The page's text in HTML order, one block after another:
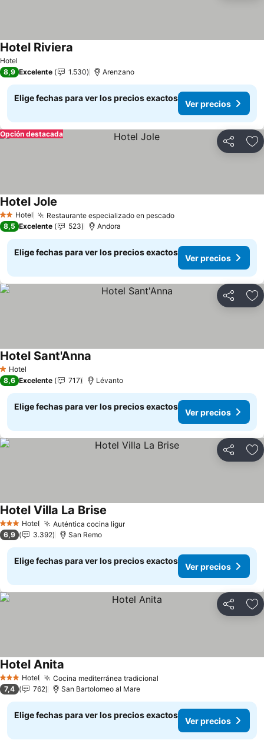
Hotel
Hotel Riviera
8,9 Excelente 1.530 Arenzano
Elige fechas para ver los precios exactos
Ver precios
Compartir
Opción destacada
2 Estrellas
Hotel Restaurante especializado en pescado
Hotel Jole
8,5 Excelente 523 Andora
Elige fechas para ver los precios exactos
Ver precios
Compartir
1 Estrellas
Hotel
Hotel Sant'Anna
8,6 Excelente 717 Lévanto
Elige fechas para ver los precios exactos
Ver precios
Compartir
3 Estrellas
Hotel Auténtica cocina ligur
Hotel Villa La Brise
6,9 3.392 San Remo
Elige fechas para ver los precios exactos
Ver precios
Compartir
3 Estrellas
Hotel Cocina mediterránea tradicional
Hotel Anita
7,4 762 San Bartolomeo al Mare
Elige fechas para ver los precios exactos
Ver precios